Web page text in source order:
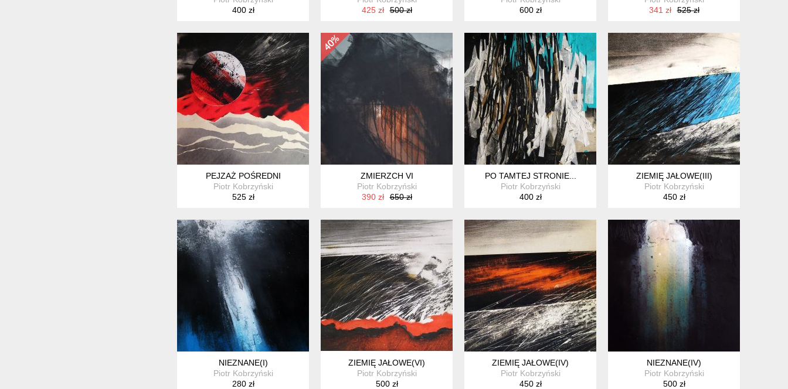
400 zł
425 zł
500 zł
600 zł
341 zł
525 zł
PEJZAŻ POŚREDNI
Piotr Kobrzyński
525 zł
ZMIERZCH VI
Piotr Kobrzyński
390 zł
650 zł
PO TAMTEJ STRONIE...
Piotr Kobrzyński
400 zł
ZIEMIĘ JAŁOWE(III)
Piotr Kobrzyński
450 zł
NIEZNANE(I)
Piotr Kobrzyński
280 zł
ZIEMIĘ JAŁOWE(VI)
Piotr Kobrzyński
500 zł
ZIEMIĘ JAŁOWE(IV)
Piotr Kobrzyński
450 zł
NIEZNANE(IV)
Piotr Kobrzyński
500 zł